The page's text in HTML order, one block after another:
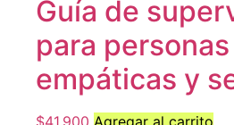
Guía de
para
empáticas y
$41.900 Agregar al carrito